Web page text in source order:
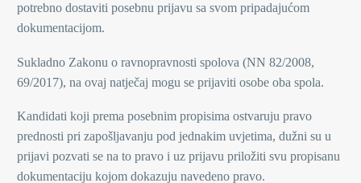
potrebno dostaviti posebnu prijavu sa svom pripadajućom
dokumentacijom.
Sukladno Zakonu o ravnopravnosti spolova (NN 82/2008,
69/2017), na ovaj natječaj mogu se prijaviti osobe oba spola.
Kandidati koji prema posebnim propisima ostvaruju pravo
prednosti pri zapošljavanju pod jednakim uvjetima, dužni su u
prijavi pozvati se na to pravo i uz prijavu priložiti svu propisanu
dokumentaciju kojom dokazuju navedeno pravo.